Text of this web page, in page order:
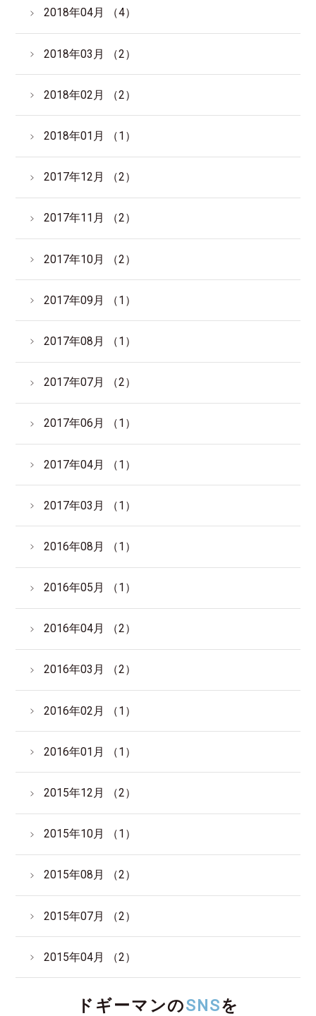
2018年04月 （4）
2018年03月 （2）
2018年02月 （2）
2018年01月 （1）
2017年12月 （2）
2017年11月 （2）
2017年10月 （2）
2017年09月 （1）
2017年08月 （1）
2017年07月 （2）
2017年06月 （1）
2017年04月 （1）
2017年03月 （1）
2016年08月 （1）
2016年05月 （1）
2016年04月 （2）
2016年03月 （2）
2016年02月 （1）
2016年01月 （1）
2015年12月 （2）
2015年10月 （1）
2015年08月 （2）
2015年07月 （2）
2015年04月 （2）
ドギーマンのSNSを